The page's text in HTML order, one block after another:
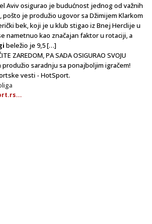
Aviv osigurao je budućnost jednog od važnih
je produžio ugovor sa Džimijem Klarkom
bek, koji je u klub stigao iz Bnej Herclije u
nametnuo kao značajan faktor u rotaciji, a
beležio je 9,5 […]
ZAREDOM, PA SADA OSIGURAO SVOJU
produžio saradnju sa ponajboljim igračem!
vesti - HotSport.